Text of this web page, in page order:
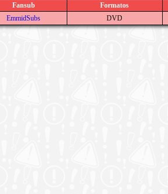
Fansub Formatos
EmmidSubs
DVD